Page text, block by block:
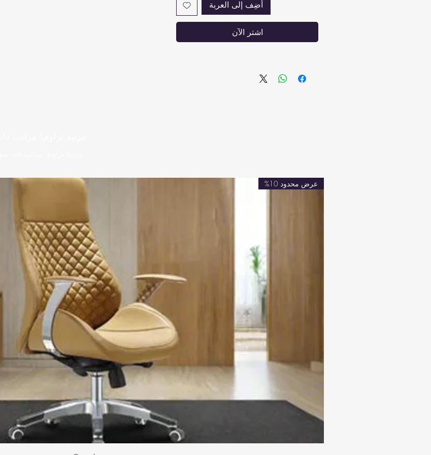
تهوية وتبريد أفضل: المسافات بين
الزنبركات في المرتبة تحافظ على تدفق
الهواء السليم، مما يحافظ على درجة
أضِف إلى العربة
اشترِ الآن
عرض محدود 10%